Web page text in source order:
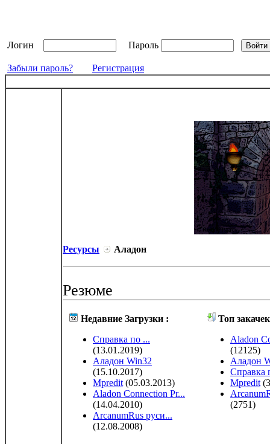
Логин Пароль
Забыли пароль? Регистрация
Ресурсы Аладон
Резюме
Недавние Загрузки :
Справка по ...
(13.01.2019)
Аладон Win32
(15.10.2017)
Mpredit (05.03.2013)
Aladon Connection Pr...
(14.04.2010)
ArcanumRus руси...
(12.08.2008)
Топ
Aladon
(12125)
Аладон
Справка
Mpredit
(2751)